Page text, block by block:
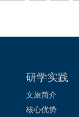
研学实践
文旅简介
核心优势